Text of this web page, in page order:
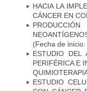
HACIA LA
CÁNCER EN
(Fecha de
ESTUDIO DEL
PERIFÉRICA E
ESTUDIO